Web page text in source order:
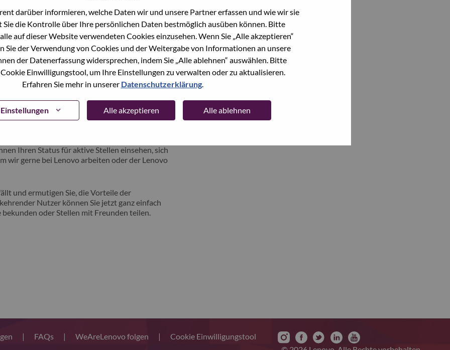
darüber informieren, welche Daten wir und unsere Partner erfassen und wie wir sie
Sie die Kontrolle über Ihre persönlichen Daten bestmöglich ausüben können. Bitte
auf dieser Website verwendeten Cookies einzusehen. Wenn Sie „Alle akzeptieren“
Sie der Verwendung von Cookies und der Weitergabe von Informationen an unsere
der Datenerfassung widersprechen, indem Sie „Alle ablehnen“ auswählen. Bitte
Cookie Einwilligungstool, um Ihre Einstellungen zu verwalten oder zu aktualisieren.
Erfahren Sie mehr in unserer Datenschutzerklärung.
Alle akzeptieren Alle ablehnen
beworben haben, haben wir Ihre E-Mail in
"Passwort vergessen", um Ihr Passwort
bei der Registrierung als neuer Benutzer haben,
hrsupport@lenovo.com nd teilen Sie uns die
Screenshots mit. Bitte geben Sie in der
an. Ein Mitglied unseres Teams wird sich nach
vorstellen zu können, auf der Sie von
Ihren Status für aktive Stellen einsehen, sich
wir gerne bei Lenovo arbeiten oder der Lenovo
und ermutigen Sie, die Vorteile der
Nutzer können Sie jetzt ganz einfach
oder Stellen mit Freunden teilen.
| FAQs | WeAreLenovo folgen |
Cookie Einwilligungstool